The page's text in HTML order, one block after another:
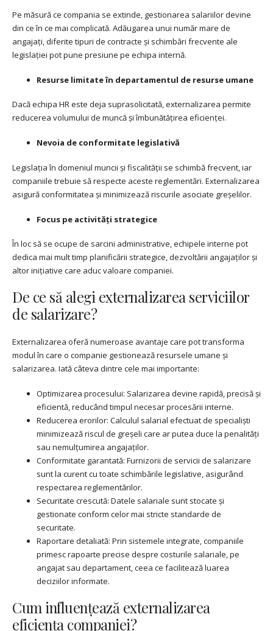
Pe măsură ce compania se extinde, gestionarea salariilor devine
din ce în ce mai complicată. Adăugarea unui număr mare de
angajați, diferite tipuri de contracte și schimbări frecvente ale
legislației pot pune presiune pe echipa internă.
Resurse limitate în departamentul de resurse umane
Dacă echipa HR este deja suprasolicitată, externalizarea permite
reducerea volumului de muncă și îmbunătățirea eficienței.
Nevoia de conformitate legislativă
Legislația în domeniul muncii și fiscalității se schimbă frecvent, iar
companiile trebuie să respecte aceste reglementări. Externalizarea
asigură conformitatea și minimizează riscurile asociate greșelilor.
Focus pe activități strategice
În loc să se ocupe de sarcini administrative, echipele interne pot
dedica mai mult timp planificării strategice, dezvoltării angajaților și
altor inițiative care aduc valoare companiei.
De ce să alegi externalizarea serviciilor
de salarizare?
Externalizarea oferă numeroase avantaje care pot transforma
modul în care o companie gestionează resursele umane și
salarizarea. Iată câteva dintre cele mai importante:
Optimizarea procesului: Salarizarea devine rapidă, precisă și
eficientă, reducând timpul necesar procesării interne.
Reducerea erorilor: Calculul salarial efectuat de specialiști
minimizează riscul de greșeli care ar putea duce la penalități
sau nemulțumirea angajaților.
Conformitate garantată: Furnizorii de servicii de salarizare
sunt la curent cu toate schimbările legislative, asigurând
respectarea reglementărilor.
Securitate crescută: Datele salariale sunt stocate și
gestionate conform celor mai stricte standarde de
securitate.
Raportare detaliată: Prin sistemele integrate, companiile
primesc rapoarte precise despre costurile salariale, pe
angajat sau departament, ceea ce facilitează luarea
deciziilor informate.
Cum influențează externalizarea
eficiența companiei?